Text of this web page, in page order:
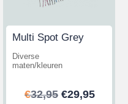
Multi Spot Grey
Diverse
maten/kleuren
€32,95 €29,95